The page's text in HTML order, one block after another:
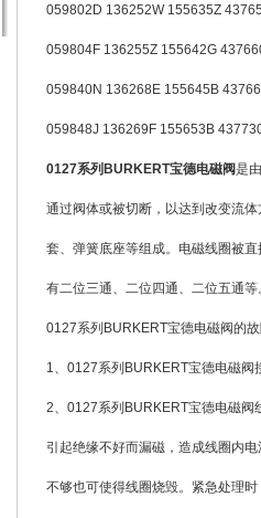
059802D 136252W 155635Z
059804F 136255Z 155642G
059840N 136268E 155645B
059848J 136269F 155653B
0127系列BURKERT宝德电磁阀是
通过阀体或被切断，以达到改变流
套、弹簧底座等组成。电磁线圈被
有二位三通、二位四通、二位五通
0127系列BURKERT宝德电磁阀的
1、0127系列BURKERT宝德电磁阀
2、0127系列BURKERT宝德电磁阀
引起绝缘不好而漏磁，造成线圈内
不够也可使得线圈烧毁。紧急处理